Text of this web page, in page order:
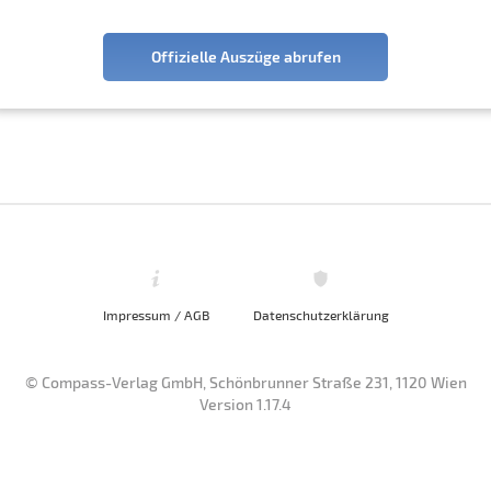
Offizielle Auszüge abrufen
Impressum / AGB Datenschutzerklärung
© Compass-Verlag GmbH, Schönbrunner Straße 231, 1120 Wien
Version 1.17.4